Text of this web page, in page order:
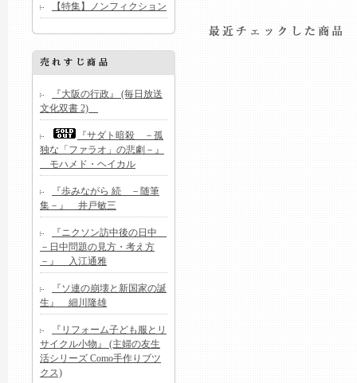
【特集】ノンフィクション
『大阪の行政』 (毎日放送
文化双書 2)
『サダト暗殺 －孤
独な「ファラオ」の悲劇－』
モハメド・ヘイカル
『歩みながら 続 －随筆
集－』 井戸敏三
『ニクソン訪中後の日中
－日中問題の見方・考え方
－』 入江通雅
『ソ連の崩壊と新国家の誕
生』 細川隆雄
『リフォーム子ども服とリ
サイクル小物』 (主婦の友生
活シリーズ Como手作りブツ
クス)